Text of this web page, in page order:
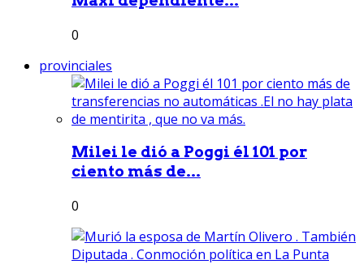
0
provinciales
Milei le dió a Poggi él 101 por
ciento más de...
0